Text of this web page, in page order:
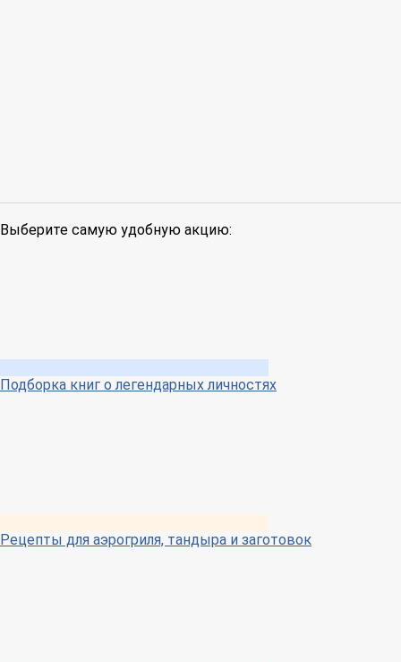
Выберите самую удобную акцию:
Подборка книг о легендарных личностях
Рецепты для аэрогриля, тандыра и заготовок